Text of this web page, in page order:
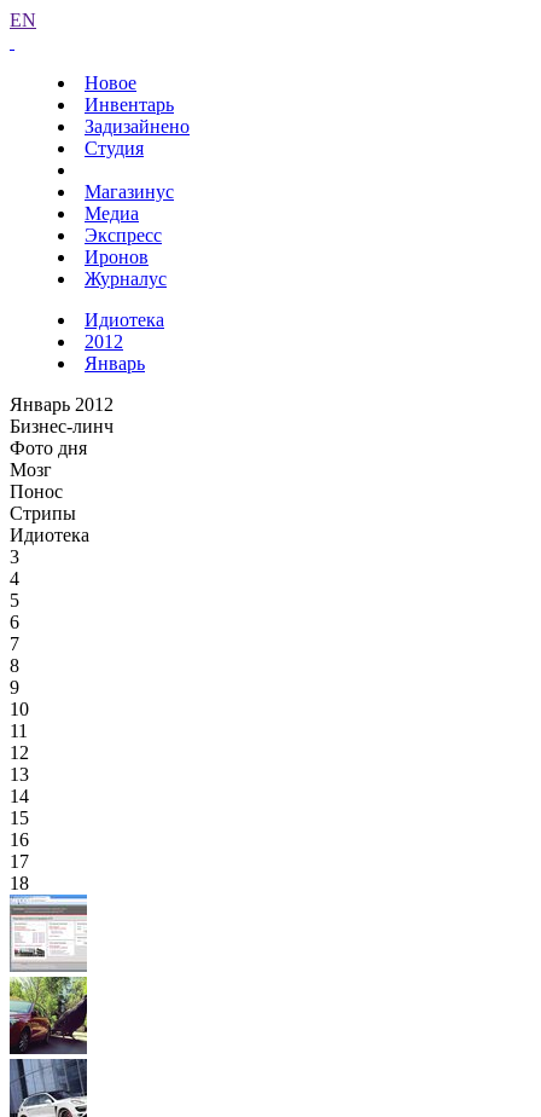
EN
Новое
Инвентарь
Задизайнено
Студия
Магазинус
Медиа
Экспресс
Иронов
Журналус
Идиотека
2012
Январь
Январь 2012
Бизнес-линч
Фото дня
Мозг
Понос
Стрипы
Идиотека
3
4
5
6
7
8
9
10
11
12
13
14
15
16
17
18